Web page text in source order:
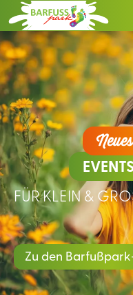
FÜR KLEIN &
Zu den